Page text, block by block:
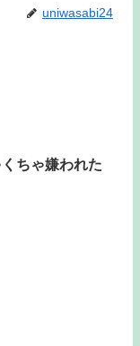
uniwasabi24
ちゃ嫌われた